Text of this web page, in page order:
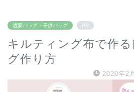
通園バッグ・子供バッグ PR
キルティング布で作る
グ作り方
2020年2